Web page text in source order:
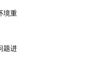
境重
题进